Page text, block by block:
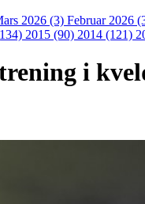
2026 (3) Februar 2026
2015 (90) 2014 (121)
i